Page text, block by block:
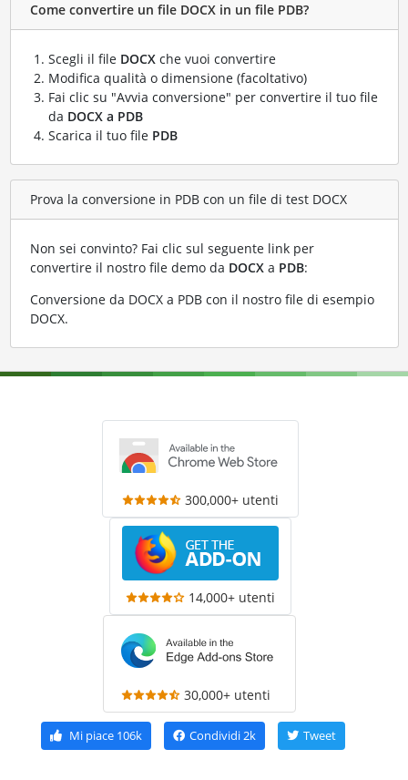
Come convertire un file DOCX in un file PDB?
Scegli il file DOCXche vuoi convertire
Modifica qualità o dimensione (facoltativo)
Fai clic su "Avvia conversione" per convertire il tuo file
da DOCX a PDB
Scarica il tuo file PDB
Prova la conversione in PDB con un file di test DOCX
Non sei convinto? Fai clic sul seguente link per
convertire il nostro file demo da DOCXa PDB:
Conversione da DOCX a PDB con il nostro file di esempio
DOCX.
300,000+ utenti
14,000+ utenti
30,000+ utenti
Mi piace 106k Condividi2k Tweet